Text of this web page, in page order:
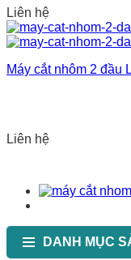
Liên hệ
Máy cắt nhôm 2 đầu
Liên hệ
DANH MỤC